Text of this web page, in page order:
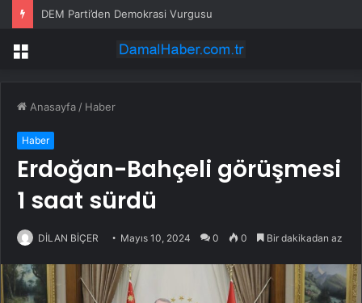
DEM Parti’den Demokrasi Vurgusu
Menü
Anasayfa / Haber
Haber
Erdoğan-Bahçeli görüşmesi
1 saat sürdü
DİLAN BİÇER Mayıs 10, 2024 0 0 Bir dakikadan az